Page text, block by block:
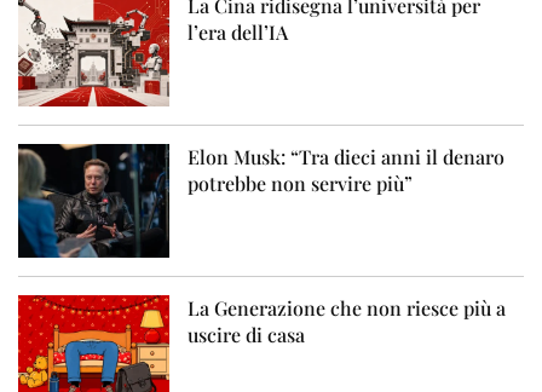
La Cina ridisegna l’università per
l’era dell’IA
Elon Musk: “Tra dieci anni il denaro
potrebbe non servire più”
La Generazione che non riesce più a
uscire di casa